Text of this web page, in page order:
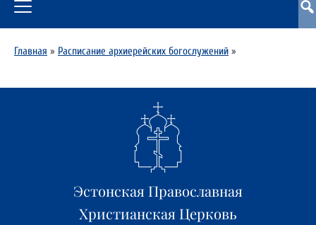
Главная » Расписание архиерейских богослужений »
Эстонская Православная
Христианская Церковь